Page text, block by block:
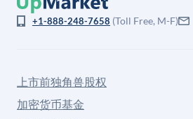
+1-888-248-7658 (Toll Free, M-F)
上市前独角兽股权
加密货币基金